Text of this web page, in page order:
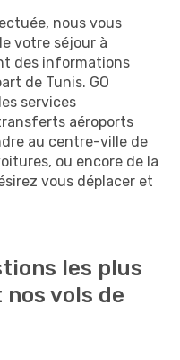
nous vous
votre séjour à
des informations
de Tunis. GO
services
aéroports
au centre-ville de
ou encore de la
vous déplacer et
les plus
vols de